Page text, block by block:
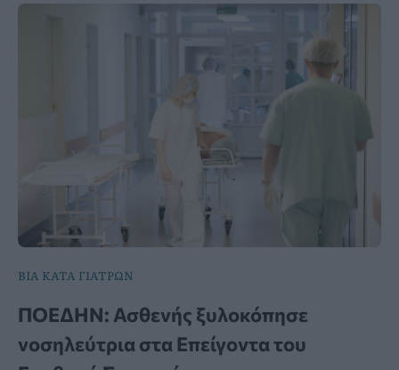
ΒΙΑ ΚΑΤΑ ΓΙΑΤΡΩΝ
ΠΟΕΔΗΝ: Ασθενής ξυλοκόπησε
νοσηλεύτρια στα Επείγοντα του